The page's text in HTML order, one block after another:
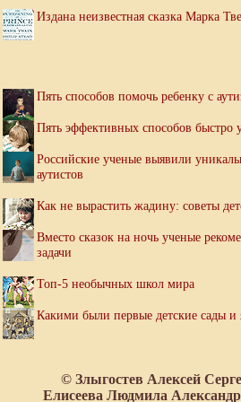
Издана неизвестная сказка Марка
Пять способов помочь ребенку с
Пять эффективных способов быстро
Российские ученые выявили
аутистов
Как не вырастить жадину: советы
Вместо сказок на ночь ученые
задачи
Топ-5 необычных школ мира
Какими были первые детские сады
© Злыгостев Алексей
Елисеева Людмила